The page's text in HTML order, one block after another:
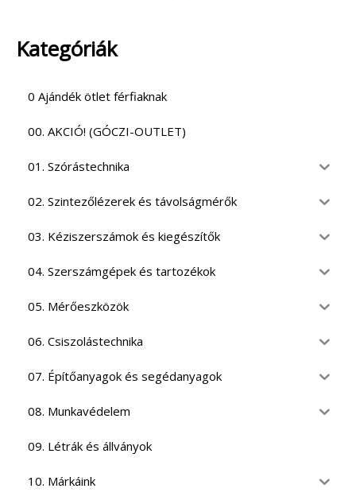
Kategóriák
0 Ajándék ötlet férfiaknak
00. AKCIÓ! (GÓCZI-OUTLET)
01. Szórástechnika
02. Szintezőlézerek és távolságmérők
03. Kéziszerszámok és kiegészítők
04. Szerszámgépek és tartozékok
05. Mérőeszközök
06. Csiszolástechnika
07. Építőanyagok és segédanyagok
08. Munkavédelem
09. Létrák és állványok
10. Márkáink